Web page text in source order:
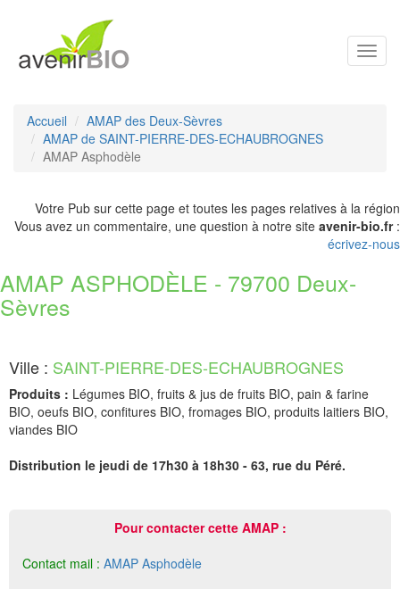
Accueil
AMAP des Deux-Sèvres
AMAP de SAINT-PIERRE-DES-ECHAUBROGNES
AMAP Asphodèle
Votre Pub sur cette page et toutes les pages relatives à la région
Vous avez un commentaire, une question à notre site avenir-bio.fr:
écrivez-nous
AMAP ASPHODÈLE - 79700 Deux-
Sèvres
Ville : SAINT-PIERRE-DES-ECHAUBROGNES
Produits : Légumes BIO, fruits & jus de fruits BIO, pain & farine
BIO, oeufs BIO, confitures BIO, fromages BIO, produits laitiers BIO,
viandes BIO
Distribution le jeudi de 17h30 à 18h30 - 63, rue du Péré.
Pour contacter cette AMAP :
Contact mail : AMAP Asphodèle